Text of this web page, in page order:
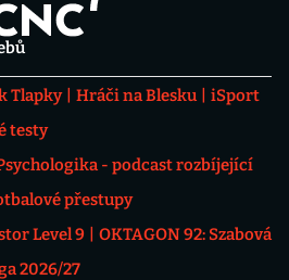
Tlapky Hráči na Blesku
iSport
testy
- podcast rozbíjející
přestupy
Level 9
OKTAGON 92: Szabová
2026/27